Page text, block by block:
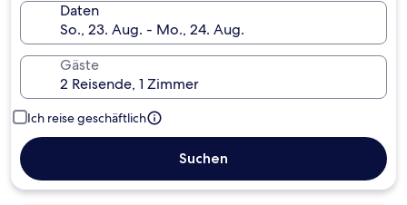
Daten
Gäste
Ich reise geschäftlich
Suchen